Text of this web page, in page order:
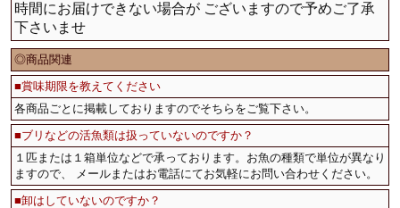
時間にお届けできない場合が ございますので予めご了承
下さいませ
◎商品関連
■賞味期限を教えてください
各商品ごとに掲載しておりますのでそちらをご覧下さい。
■ブリなどの活魚類は扱っていないのですか？
１匹または１箱単位などで承っております。お魚の種類で単位が異なり
ますので、 メールまたはお電話にてお気軽にお問い合わせください。
■卸はしていないのですか？